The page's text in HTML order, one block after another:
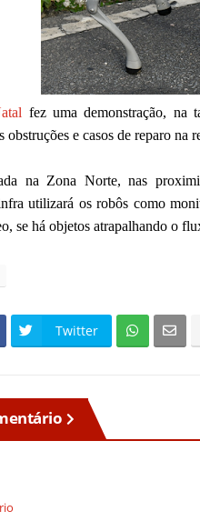
fez uma demonstração, na
e casos de reparo na
na Zona Norte, nas
utilizará os robôs como
se há objetos atrapalhando o
Twitter